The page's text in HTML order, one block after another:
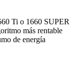
Ti o 1660 SUPER
más rentable
de energía